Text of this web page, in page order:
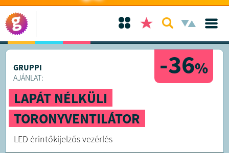
-36%
GRUPPI
AJÁNLAT:
LAPÁT NÉLKÜLI
TORONYVENTILÁTOR
LED érintőkijelzős vezérlés